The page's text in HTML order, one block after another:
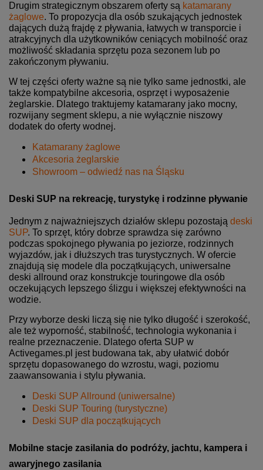
Drugim strategicznym obszarem oferty są katamarany
żaglowe. To propozycja dla osób szukających jednostek
dających dużą frajdę z pływania, łatwych w transporcie i
atrakcyjnych dla użytkowników ceniących mobilność oraz
możliwość składania sprzętu poza sezonem lub po
zakończonym pływaniu.
W tej części oferty ważne są nie tylko same jednostki, ale
także kompatybilne akcesoria, osprzęt i wyposażenie
żeglarskie. Dlatego traktujemy katamarany jako mocny,
rozwijany segment sklepu, a nie wyłącznie niszowy
dodatek do oferty wodnej.
Katamarany żaglowe
Akcesoria żeglarskie
Showroom – odwiedź nas na Śląsku
Deski SUP na rekreację, turystykę i rodzinne pływanie
Jednym z najważniejszych działów sklepu pozostają deski
SUP. To sprzęt, który dobrze sprawdza się zarówno
podczas spokojnego pływania po jeziorze, rodzinnych
wyjazdów, jak i dłuższych tras turystycznych. W ofercie
znajdują się modele dla początkujących, uniwersalne
deski allround oraz konstrukcje touringowe dla osób
oczekujących lepszego ślizgu i większej efektywności na
wodzie.
Przy wyborze deski liczą się nie tylko długość i szerokość,
ale też wyporność, stabilność, technologia wykonania i
realne przeznaczenie. Dlatego oferta SUP w
Activegames.pl jest budowana tak, aby ułatwić dobór
sprzętu dopasowanego do wzrostu, wagi, poziomu
zaawansowania i stylu pływania.
Deski SUP Allround (uniwersalne)
Deski SUP Touring (turystyczne)
Deski SUP dla początkujących
Mobilne stacje zasilania do podróży, jachtu, kampera i
awaryjnego zasilania